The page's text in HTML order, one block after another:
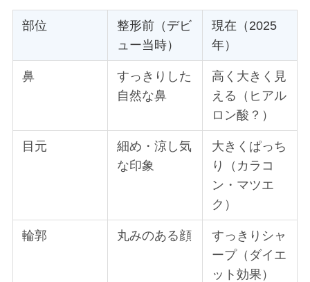
部位
整形前（デビ
ュー当時）
現在（2025
年）
鼻
すっきりした
自然な鼻
高く大きく見
える（ヒアル
ロン酸？）
目元
細め・涼し気
な印象
大きくぱっち
り（カラコ
ン・マツエ
ク）
輪郭 丸みのある顔
すっきりシャ
ープ（ダイエ
ット効果）